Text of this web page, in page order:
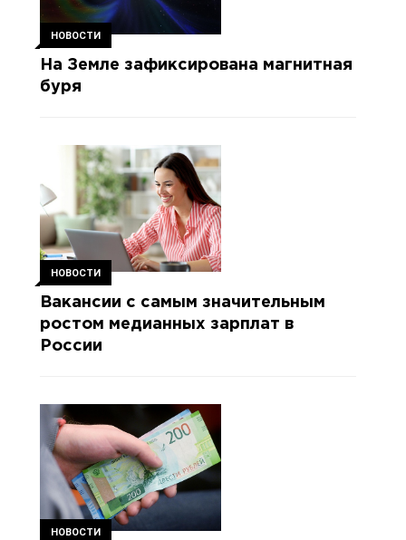
НОВОСТИ
На Земле зафиксирована магнитная
буря
НОВОСТИ
Вакансии с самым значительным
ростом медианных зарплат в
России
НОВОСТИ